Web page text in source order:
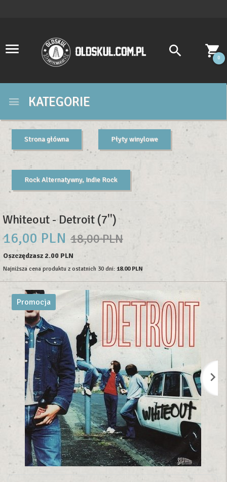
0
KATEGORIE
Strona główna Płyty winylowe
Rock Alternatywny, Indie Rock
Whiteout - Detroit (7'')
16,00 PLN 18,00 PLN
Oszczędzasz 2.00 PLN
Najniższa cena produktu z ostatnich 30 dni: 18.00 PLN
Promocja